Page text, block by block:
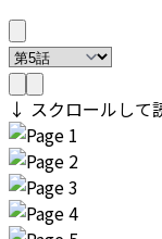
↓ スクロールして